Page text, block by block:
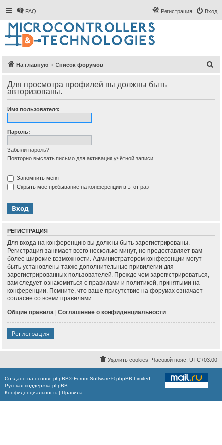
FAQ Вход
Регистрация
На главную Список форумов
с
Для просмотра профилей вы должны быть
авторизованы.
Имя пользователя:
Пароль:
Забыли пароль?
Повторно выслать письмо для активации учётной записи
Запомнить меня
Скрыть моё пребывание на конференции в этот раз
РЕГИСТРАЦИЯ
Для входа на конференцию вы должны быть зарегистрированы.
Регистрация занимает всего несколько минут, но предоставляет вам
более широкие возможности. Администратором конференции могут
быть установлены также дополнительные привилегии для
зарегистрированных пользователей. Прежде чем зарегистрироваться,
вам следует ознакомиться с правилами и политикой, принятыми на
конференции. Помните, что ваше присутствие на форумах означает
согласие со всеми правилами.
Общие правила | Соглашение о конфиденциальности
Регистрация
Часовой пояс: UTC+03:00
Удалить cookies
Создано на основе phpBB® Forum Software © phpBB Limited
Русская поддержка phpBB
Конфиденциальность | Правила